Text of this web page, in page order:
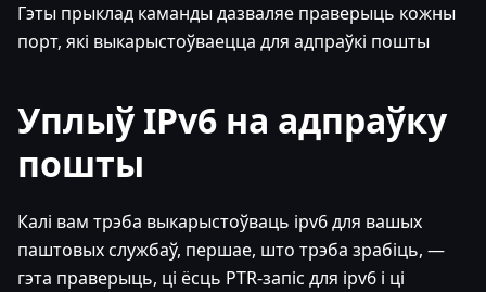
Гэты прыклад каманды дазваляе праверыць кожны
порт, які выкарыстоўваецца для адпраўкі пошты
Уплыў IPv6 на адпраўку
пошты
Калі вам трэба выкарыстоўваць ipv6 для вашых
паштовых службаў, першае, што трэба зрабіць, —
гэта праверыць, ці ёсць PTR-запіс для ipv6 і ці